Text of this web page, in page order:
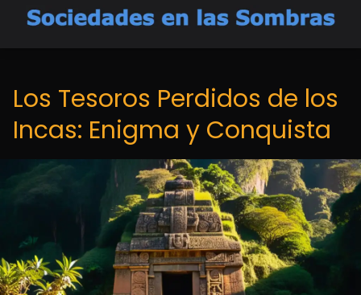
Los Tesoros Perdidos de los
Incas: Enigma y Conquista